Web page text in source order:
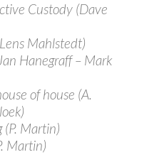
Custody (Dave
Mahlstedt)
Hanegraff – Mark
of house (A.
(P. Martin)
Martin)